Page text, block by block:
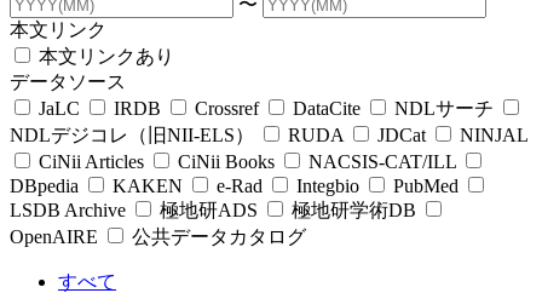
〜
本文リンク
本文リンクあり
データソース
JaLC
IRDB Crossref DataCite
NDLサーチ
NDLデジコレ（旧NII-ELS）
RUDA JDCat
NINJAL
CiNii Articles
CiNii Books
NACSIS-CAT/ILL
DBpedia
KAKEN e-Rad Integbio
PubMed
LSDB Archive
極地研ADS
極地研学術DB
OpenAIRE
公共データカタログ
すべて